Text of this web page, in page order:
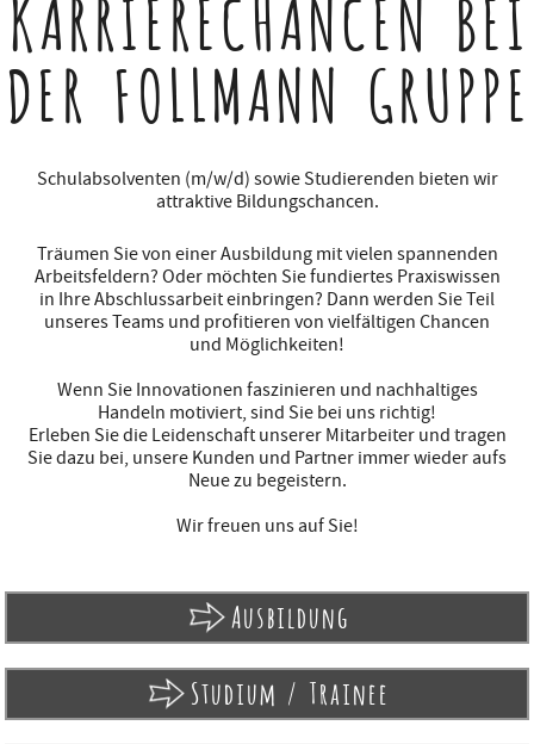
DER FOLLMANN GRUPPE
Schulabsolventen (m/w/d) sowie Studierenden bieten wir
attraktive Bildungschancen.
Träumen Sie von einer Ausbildung mit vielen spannenden
Arbeitsfeldern? Oder möchten Sie fundiertes Praxiswissen
in Ihre Abschlussarbeit einbringen? Dann werden Sie Teil
unseres Teams und profitieren von vielfältigen Chancen
und Möglichkeiten!
Wenn Sie Innovationen faszinieren und nachhaltiges
Handeln motiviert, sind Sie bei uns richtig!
Erleben Sie die Leidenschaft unserer Mitarbeiter und tragen
Sie dazu bei, unsere Kunden und Partner immer wieder aufs
Neue zu begeistern.
Wir freuen uns auf Sie!
Ausbildung
Studium / Trainee